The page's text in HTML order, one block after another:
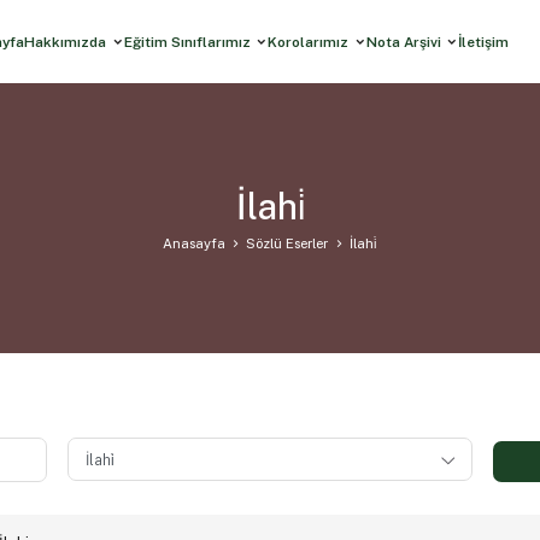
Hakkımızda Eğitim Sınıflarımız Korolarımız Nota Arşivi İletişim
İlahi̇
Anasayfa Sözlü Eserler İlahi̇